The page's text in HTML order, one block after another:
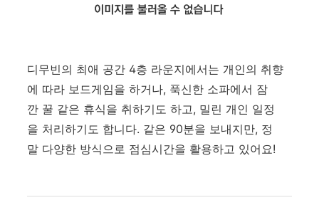
디무빈의 최애 공간 4층 라운지에서는 개인의 취향
에 따라 보드게임을 하거나, 푹신한 소파에서 잠
깐 꿀 같은 휴식을 취하기도 하고, 밀린 개인 일정
을 처리하기도 합니다. 같은 90분을 보내지만, 정
말 다양한 방식으로 점심시간을 활용하고 있어요!